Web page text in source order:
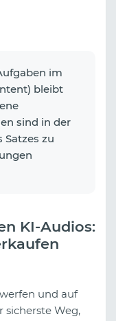
im
bleibt
sind in der
Satzes zu
KI-Audios:
und auf
sicherste Weg,